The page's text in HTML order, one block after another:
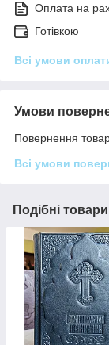
Оплата на
Готівкою
Всі умови
Умови
Повернення
Всі умови
Подібні